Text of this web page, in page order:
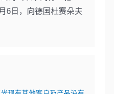
6日，向德国杜赛朵夫